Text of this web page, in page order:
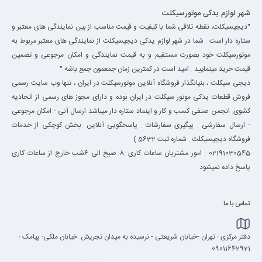
شهر لوازم یدکی موتورسیکلت
"دیجیسیکلت، نقطه تلاقی شما با کیفیت و قیمت مناسب از بین نمایندگی های معتبر و
ستاره دار است . شما در شهر لوازم یدکی دیجیسیکلت از نمایندگی های معتبر مربوط به
موتورسیکلت خود بصورت مستقیم و به قیمت نمایندگی و امکان مرجوعی و تضمین
قیمت خرید مینمایید . امید است در کمترین زمان جمعمون جمع باشه "
دیجی سیکلت ، بنیانگذار فروشگاه آنلاین موتورسیکلت در ایران ، تنها وب سایت رسمی
فروش قطعات یدکی موتور سیکلت در ایران بوده و دارای مجوز های رسمی از اتحادیه
کشوی. انجمن صنفی کسب و کار و اینماد ستاره دار میباشد ارسال آنی - امکان مرجوعی
- ارسال سفارشی . پیگیری سفارشات . پاسخگویی آنلاین .بخش کوچکی از خدمات
فروشگاه دیجیسیکلت . شماره ثبت 5632 )
02191030545 : امور مشتریان ساعات کاری :8 صبح الی 6شب خارج از ساعات کاری
پاسخ داده نمیشود
تماس با ما
دفتر مرکزی : تهران -خیابان شریعتی - نرسیده به میدان تجریش .خیابان ملکی: پیامک :
09011642921